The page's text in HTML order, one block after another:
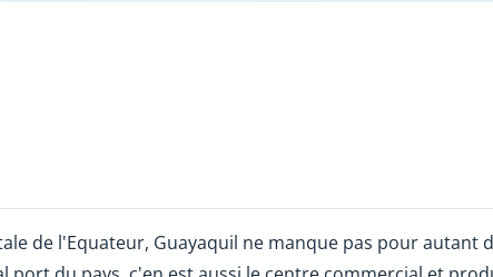
de l'Equateur, Guayaquil ne manque pas pour autant